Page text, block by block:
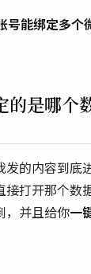
能绑定多个
的是哪个
的内容到底
接打开那个
，并且给你一